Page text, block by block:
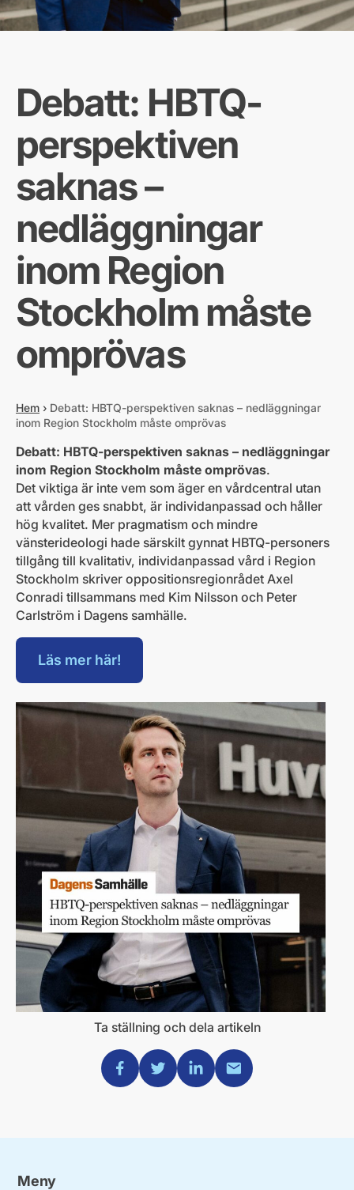
Debatt: HBTQ-
perspektiven
saknas –
nedläggningar
inom Region
Stockholm måste
omprövas
Hem › Debatt: HBTQ-perspektiven saknas – nedläggningar
inom Region Stockholm måste omprövas
Debatt: HBTQ-perspektiven saknas – nedläggningar
inom Region Stockholm måste omprövas.
Det viktiga är inte vem som äger en vårdcentral utan
att vården ges snabbt, är individanpassad och håller
hög kvalitet. Mer pragmatism och mindre
vänsterideologi hade särskilt gynnat HBTQ-personers
tillgång till kvalitativ, individanpassad vård i Region
Stockholm skriver oppositionsregionrådet Axel
Conradi tillsammans med Kim Nilsson och Peter
Carlström i Dagens samhälle.
Läs mer här!
Ta ställning och dela artikeln
Dela via Facebook
Dela via Twitter
Dela via Linkedin
Dela via Mail
Meny